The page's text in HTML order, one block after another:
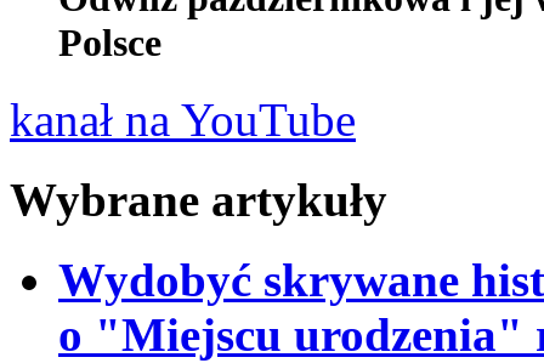
Polsce
kanał na YouTube
Wybrane artykuły
Wydobyć skrywane
o "Miejscu urodzenia"